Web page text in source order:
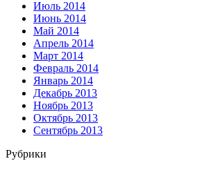
Июль 2014
Июнь 2014
Май 2014
Апрель 2014
Март 2014
Февраль 2014
Январь 2014
Декабрь 2013
Ноябрь 2013
Октябрь 2013
Сентябрь 2013
Рубрики